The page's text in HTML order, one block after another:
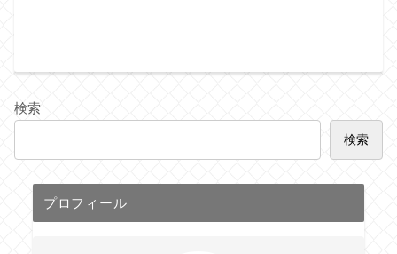
検索
検索
プロフィール